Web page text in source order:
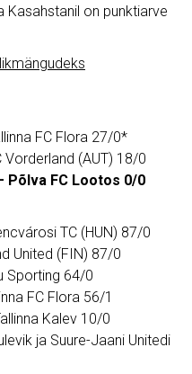
Kasahstanil on punktiarve
FC Flora 27/0*
(AUT) 18/0
Põlva FC Lootos 0/0
TC (HUN) 87/0
United (FIN) 87/0
Sporting 64/0
FC Flora 56/1
Kalev 10/0
ja Suure-Jaani Unitedi